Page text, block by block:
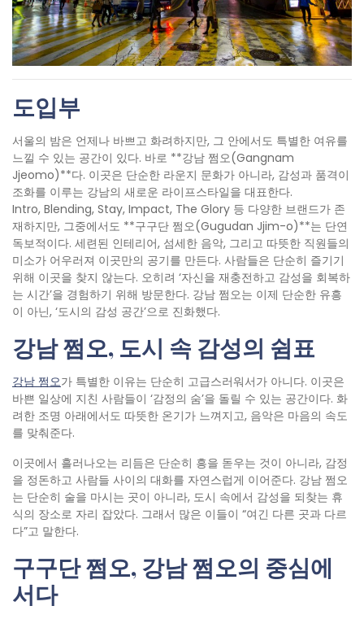
도입부
서울의 밤은 언제나 바쁘고 화려하지만, 그 안에서도 특별한 여유를
느낄 수 있는 공간이 있다. 바로 **강남 쩜오(Gangnam
Jjeomo)**다. 이곳은 단순한 라운지 문화가 아니라, 감성과 품격이
조화를 이루는 강남의 새로운 라이프스타일을 대표한다.
Intro, Blending, Stay, Impact, The Glory 등 다양한 브랜드가 존
재하지만, 그중에서도 **구구단 쩜오(Gugudan Jjim-o)**는 단연
독보적이다. 세련된 인테리어, 섬세한 음악, 그리고 따뜻한 직원들의
미소가 어우러져 이곳만의 공기를 만든다. 사람들은 단순히 즐기기
위해 이곳을 찾지 않는다. 오히려 ‘자신을 재충전하고 감성을 회복하
는 시간’을 경험하기 위해 방문한다. 강남 쩜오는 이제 단순한 유흥
이 아닌, ‘도시의 감성 공간’으로 진화했다.
강남쩜오, 도시 속 감성의 쉼표
강남 쩜오가 특별한 이유는 단순히 고급스러워서가 아니다. 이곳은
바쁜 일상에 지친 사람들이 ‘감정의 숨’을 돌릴 수 있는 공간이다. 화
려한 조명 아래에서도 따뜻한 온기가 느껴지고, 음악은 마음의 속도
를 맞춰준다.
이곳에서 흘러나오는 리듬은 단순히 흥을 돋우는 것이 아니라, 감정
을 정돈하고 사람들 사이의 대화를 자연스럽게 이어준다. 강남 쩜오
는 단순히 술을 마시는 곳이 아니라, 도시 속에서 감성을 되찾는 휴
식의 장소로 자리 잡았다. 그래서 많은 이들이 “여긴 다른 곳과 다르
다”고 말한다.
구구단쩜오, 강남쩜오의 중심에
서다